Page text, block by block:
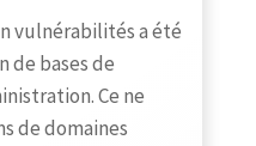
vulnérabilités a été
de bases de
Ce ne
de domaines